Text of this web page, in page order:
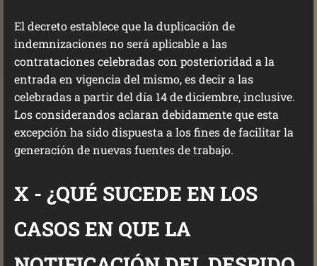
El decreto establece que la duplicación de
indemnizaciones no será aplicable a las
contrataciones celebradas con posterioridad a la
entrada en vigencia del mismo, es decir a las
celebradas a partir del día 14 de diciembre, inclusive.
Los considerandos aclaran debidamente que esta
excepción ha sido dispuesta a los fines de facilitar la
generación de nuevas fuentes de trabajo.
X - ¿QUÉ SUCEDE EN LOS
CASOS EN QUE LA